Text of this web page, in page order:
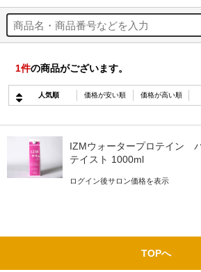
1件の商品がございます。
人気順 価格が安い順 価格が高い順
IZMウォータープロテイン
テイスト 1000ml
ログイン後サロン価格を表示
TOPへ